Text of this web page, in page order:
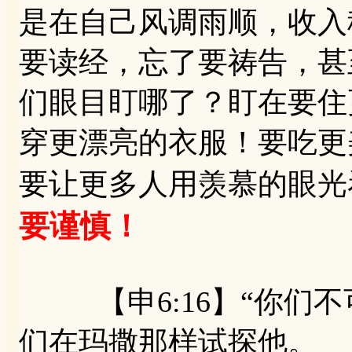
是在自己风调雨顺，收
要读经，忘了要祷告，
们眼目盯哪了？盯在要
穿更漂亮的衣服！要吃
要让更多人用羡慕的眼
要谨慎！
【申6:16】“你们不
们在玛撒那样试探他